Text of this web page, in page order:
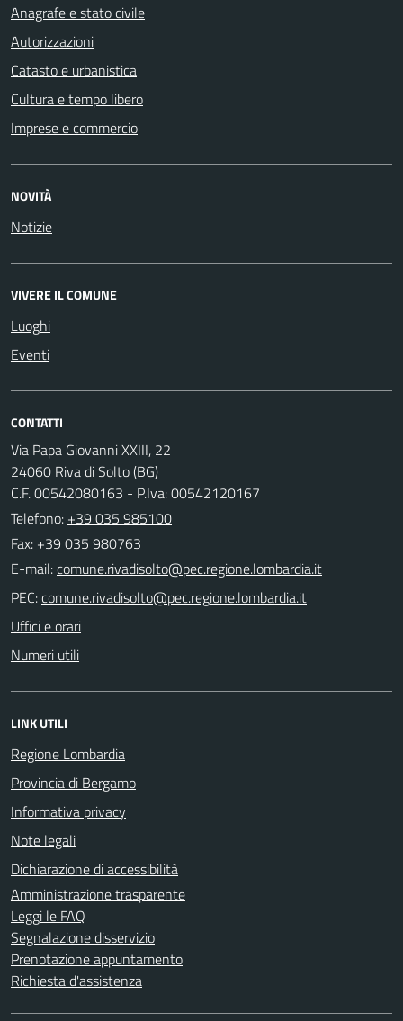
Anagrafe e stato civile
Autorizzazioni
Catasto e urbanistica
Cultura e tempo libero
Imprese e commercio
NOVITÀ
Notizie
VIVERE IL COMUNE
Luoghi
Eventi
CONTATTI
Via Papa Giovanni XXIII, 22
24060 Riva di Solto (BG)
C.F. 00542080163 - P.Iva: 00542120167
Telefono: +39 035 985100
Fax: +39 035 980763
E-mail:
PEC:
Uffici e orari
Numeri utili
LINK UTILI
Regione Lombardia
Provincia di Bergamo
Informativa privacy
Note legali
Dichiarazione di accessibilità
Amministrazione trasparente
Leggi le FAQ
Segnalazione disservizio
Prenotazione appuntamento
Richiesta d'assistenza